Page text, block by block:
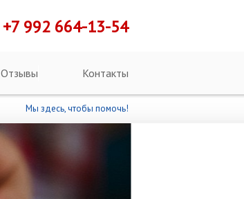
+7 992 664-13-54
Отзывы Контакты
Мы здесь, чтобы помочь!